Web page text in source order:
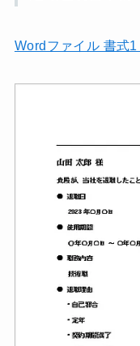
Wordファイル 書式1